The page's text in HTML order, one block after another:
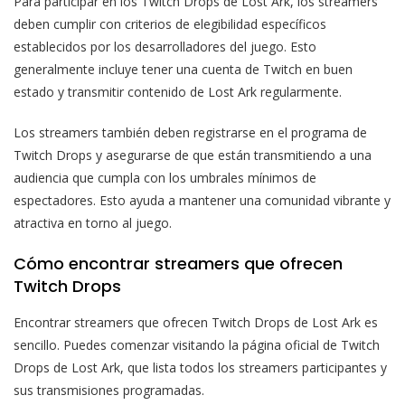
deben cumplir con criterios de elegibilidad específicos
establecidos por los desarrolladores del juego. Esto
generalmente incluye tener una cuenta de Twitch en buen
estado y transmitir contenido de Lost Ark regularmente.
Los streamers también deben registrarse en el programa de
Twitch Drops y asegurarse de que están transmitiendo a una
audiencia que cumpla con los umbrales mínimos de
espectadores. Esto ayuda a mantener una comunidad vibrante y
atractiva en torno al juego.
Cómo encontrar streamers que ofrecen
Twitch Drops
Encontrar streamers que ofrecen Twitch Drops de Lost Ark es
sencillo. Puedes comenzar visitando la página oficial de Twitch
Drops de Lost Ark, que lista todos los streamers participantes y
sus transmisiones programadas.